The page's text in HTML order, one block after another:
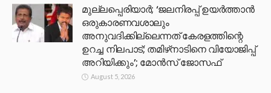
മുല്ലപ്പെരിയാര്‍; ‘ജലനിരപ്പ് ഉയര്‍ത്താന്‍
ഒരുകാരണവശാലും
അനുവദിക്കില്ലെന്നത് കേരളത്തിന്റെ
ഉറച്ച നിലപാട്; തമിഴ്‌നാടിനെ വിയോജിപ്പ്
അറിയിക്കും’; മോന്‍സ് ജോസഫ്
August 5, 2026